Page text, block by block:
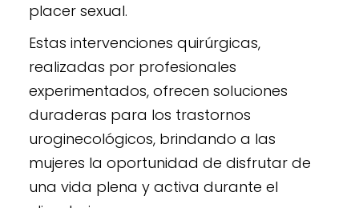
placer sexual.
Estas intervenciones quirúrgicas,
realizadas por profesionales
experimentados, ofrecen soluciones
duraderas para los trastornos
uroginecológicos, brindando a las
mujeres la oportunidad de disfrutar de
una vida plena y activa durante el